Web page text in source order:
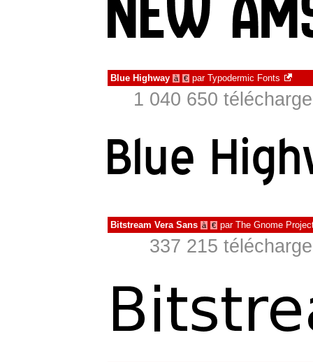
Blue Highway à € par Typodermic Fonts
1 040 650
Bitstream Vera Sans à € par The Gnome
337 215